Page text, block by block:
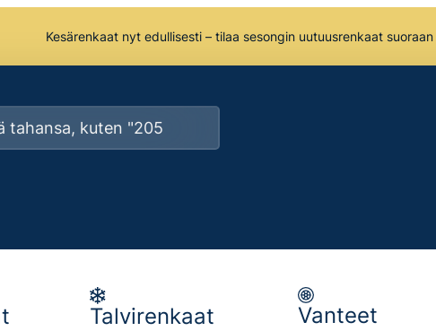
Kesärenkaat nyt edullisesti – tilaa sesongin uutuusrenkaat
Talvirenkaat Vanteet